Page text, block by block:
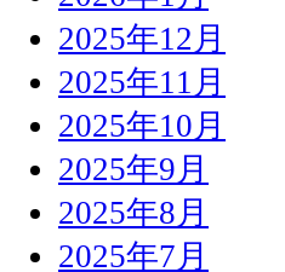
2025年12月
2025年11月
2025年10月
2025年9月
2025年8月
2025年7月